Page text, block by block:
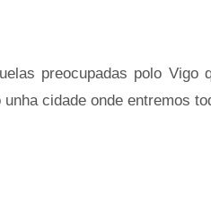
preocupadas polo
cidade onde entremos